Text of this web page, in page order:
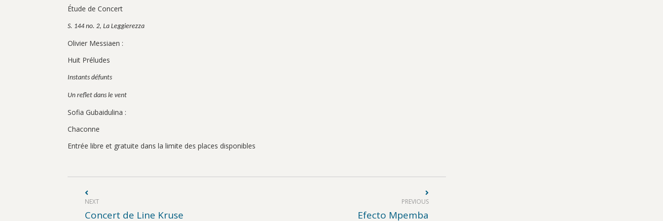
Étude de Concert
S. 144 no. 2, La Leggierezza
Olivier Messiaen :
Huit Préludes
Instants défunts
Un reflet dans le vent
Sofia Gubaidulina :
Chaconne
Entrée libre et gratuite dans la limite des places disponibles
Post
navigation
NEXT
Next
Concert de Line Kruse
PREVIOUS
Efecto Mpemba